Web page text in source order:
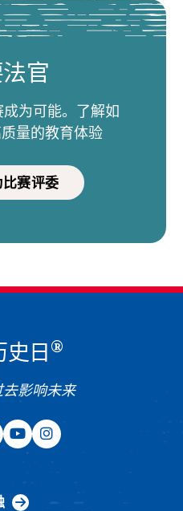
官
为可能。了解如
量的教育体验
赛评委
史日 ®
影响未来